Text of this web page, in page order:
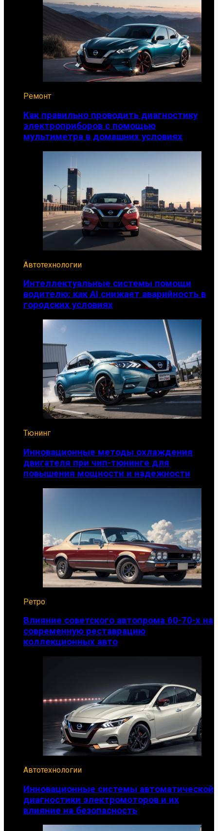
Ремонт
Как правильно проводить диагностику
электроприборов с помощью
мультиметра в домашних условиях
Автотехнологии
Интеллектуальные системы помощи
водителю: как AI снижает аварийность в
городских условиях
Тюнинг
Инновационные методы охлаждения
двигателя при чип-тюнинге для
повышения мощности и надежности
Ретро
Влияние советского автопрома 60-70-х на
современную реставрацию
коллекционных авто
Автотехнологии
Инновационные системы автоматической
диагностики электромоторов и их
влияние на безопасность